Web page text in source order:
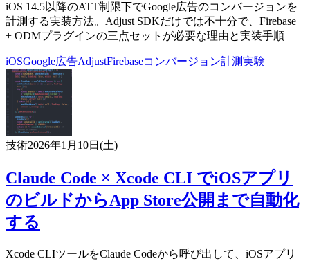
iOS 14.5以降のATT制限下でGoogle広告のコンバージョンを
計測する実装方法。Adjust SDKだけでは不十分で、Firebase
+ ODMプラグインの三点セットが必要な理由と実装手順
iOSGoogle広告AdjustFirebaseコンバージョン計測実験
技術2026年1月10日(土)
Claude Code × Xcode CLI でiOSアプリ
のビルドからApp Store公開まで自動化
する
Xcode CLIツールをClaude Codeから呼び出して、iOSアプリ